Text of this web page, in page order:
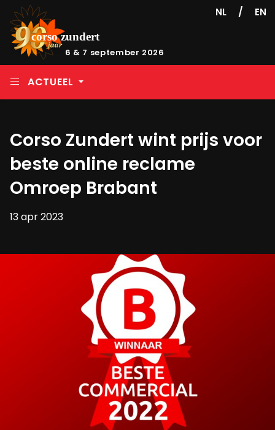
6 & 7 september 2026
NL / EN
ACTUEEL
Corso Zundert wint prijs voor
beste online reclame
Omroep Brabant
13 apr 2023